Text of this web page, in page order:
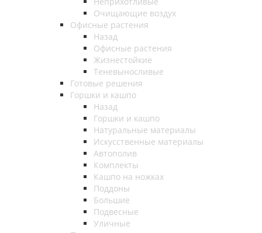
Очищающие воздух
Офисные растения
Назад
Офисные растения
Жизнестойкие
Теневыносливые
Готовые решения
Горшки и кашпо
Назад
Горшки и кашпо
Натуральные материалы
Искусственные материалы
Автополив
Комплекты
Кашпо на ножках
Поддоны
Большие
Подвесные
Уличные